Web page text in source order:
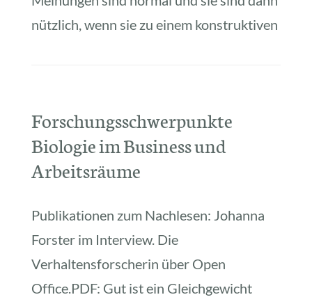
nützlich, wenn sie zu einem konstruktiven
Forschungsschwerpunkte
Biologie im Business und
Arbeitsräume
Publikationen zum Nachlesen: Johanna
Forster im Interview. Die
Verhaltensforscherin über Open
Office.PDF: Gut ist ein Gleichgewicht